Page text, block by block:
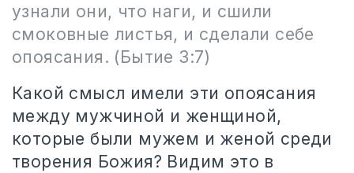
узнали они, что наги, и сшили
смоковные листья, и сделали себе
опоясания. (Бытие 3:7)
Какой смысл имели эти опоясания
между мужчиной и женщиной,
которые были мужем и женой среди
творения Божия? Видим это в